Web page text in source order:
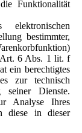
Funktionalität
bestimmter,
Art. 6 Abs. 1 lit. f
ein berechtigtes
zur technisch
seiner Dienste.
Analyse Ihres
diese in dieser